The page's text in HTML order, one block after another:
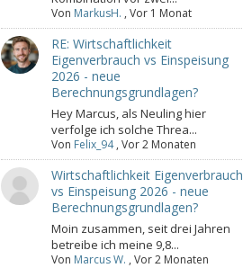
Von MarkusH. , Vor 1 Monat
RE: Wirtschaftlichkeit
Eigenverbrauch vs Einspeisung
2026 - neue
Berechnungsgrundlagen?
Hey Marcus, als Neuling hier
verfolge ich solche Threa...
Von Felix_94, Vor 2 Monaten
Wirtschaftlichkeit Eigenverbrauch
vs Einspeisung 2026 - neue
Berechnungsgrundlagen?
Moin zusammen, seit drei Jahren
betreibe ich meine 9,8...
Von Marcus W. , Vor 2 Monaten